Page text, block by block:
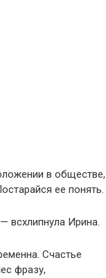
в обществе,
ее понять.
всхлипнула Ирина.
Счастье
фразу,